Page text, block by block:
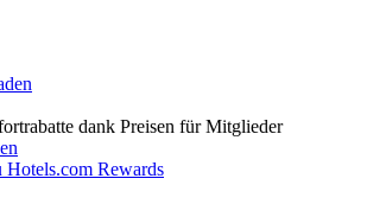
dank Preisen für Mitglieder
Hotels.com Rewards